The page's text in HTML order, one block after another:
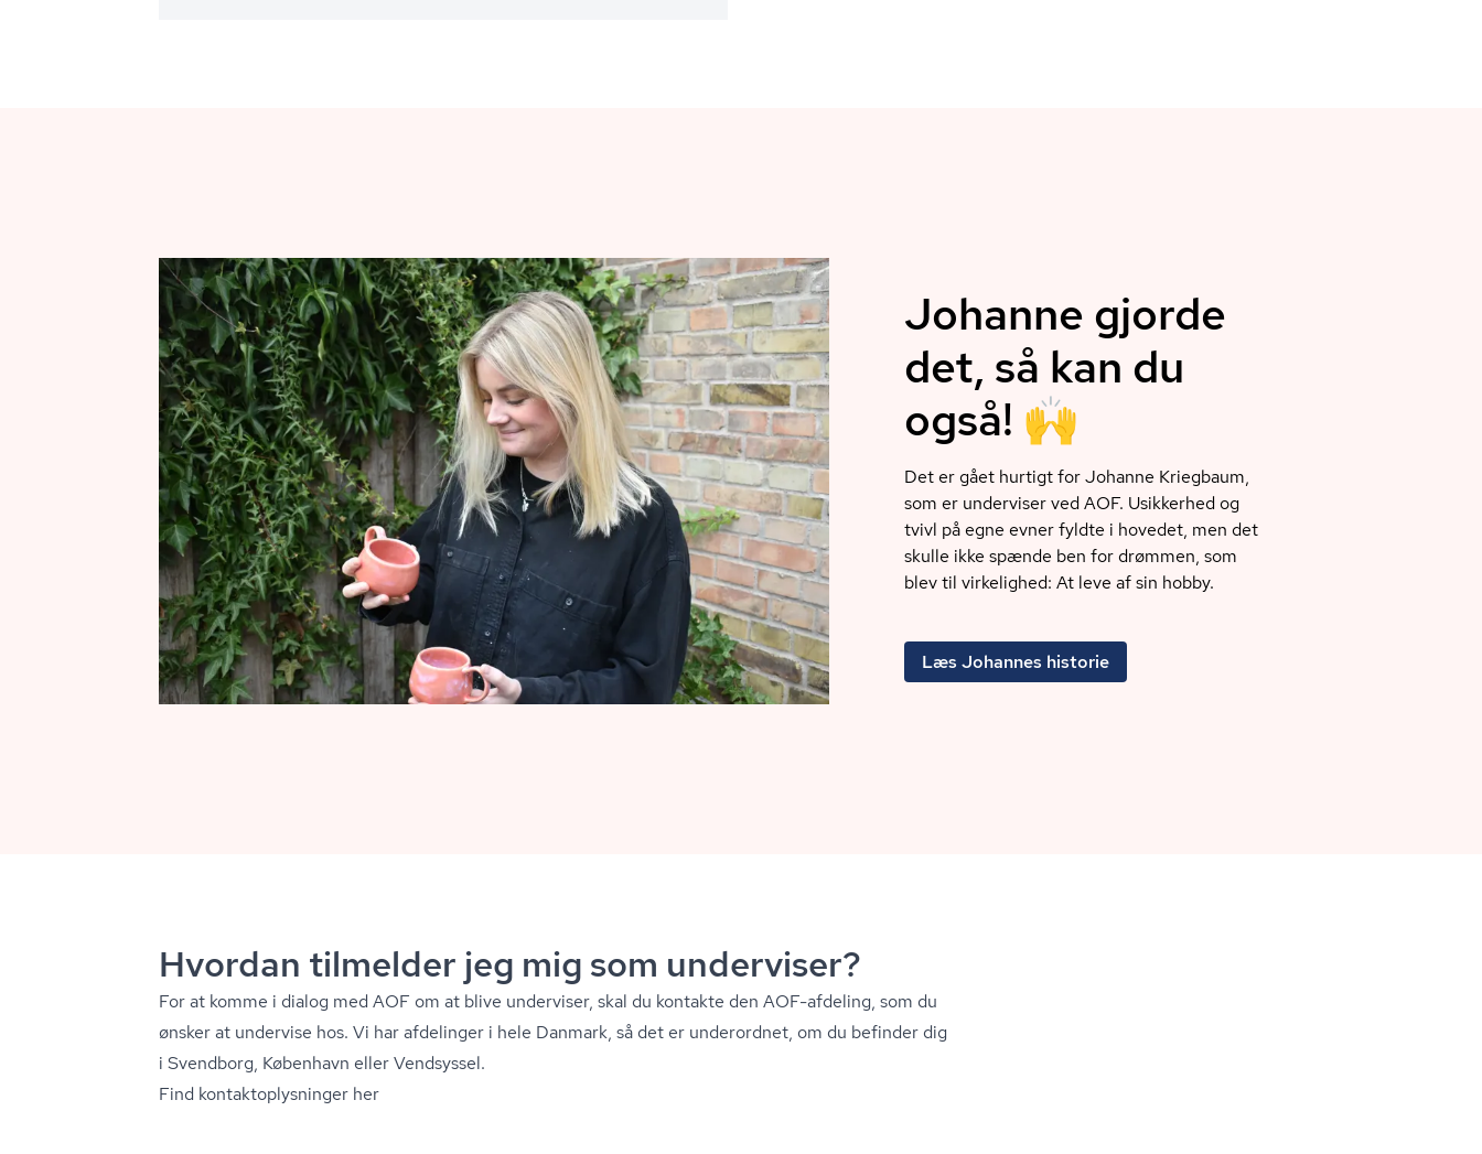
Johanne gjorde
det, så kan du
også! 🙌
Det er gået hurtigt for Johanne Kriegbaum,
som er underviser ved AOF. Usikkerhed og
tvivl på egne evner fyldte i hovedet, men det
skulle ikke spænde ben for drømmen, som
blev til virkelighed: At leve af sin hobby.
Læs Johannes historie
Hvordan tilmelder jeg mig som underviser?
For at komme i dialog med AOF om at blive underviser, skal du kontakte den AOF-afdeling, som du
ønsker at undervise hos. Vi har afdelinger i hele Danmark, så det er underordnet, om du befinder dig
i Svendborg, København eller Vendsyssel.
Find kon­tak­top­lys­nin­ger her